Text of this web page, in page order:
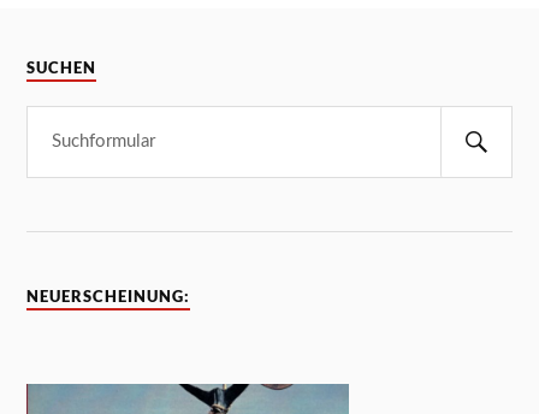
SUCHEN
NEUERSCHEINUNG: